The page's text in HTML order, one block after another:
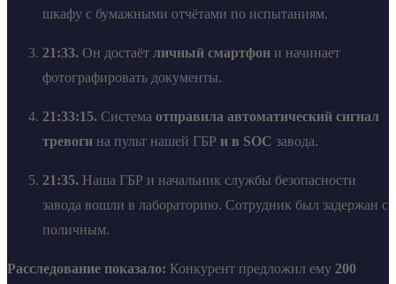
шкафу с бумажными отчётами по испытаниям.
21:33. Он достаёт личный смартфон и начинает
фотографировать документы.
21:33:15. Система отправила автоматический сигнал
тревоги на пульт нашей ГБР и в SOC завода.
21:35. Наша ГБР и начальник службы безопасности
завода вошли в лабораторию. Сотрудник был задержан с
поличным.
Расследование показало: Конкурент предложил ему 200